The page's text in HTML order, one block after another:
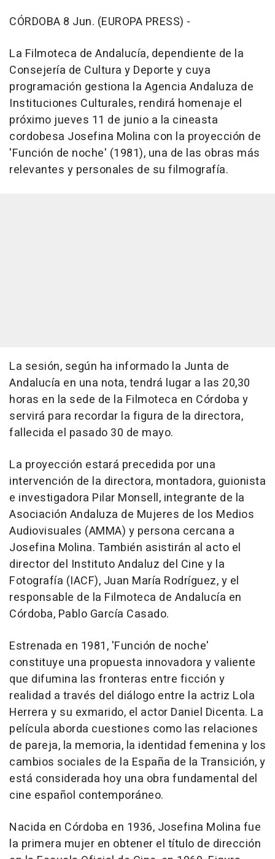
CÓRDOBA 8 Jun. (EUROPA PRESS) -
La Filmoteca de Andalucía, dependiente de la
Consejería de Cultura y Deporte y cuya
programación gestiona la Agencia Andaluza de
Instituciones Culturales, rendirá homenaje el
próximo jueves 11 de junio a la cineasta
cordobesa Josefina Molina con la proyección de
'Función de noche' (1981), una de las obras más
relevantes y personales de su filmografía.
La sesión, según ha informado la Junta de
Andalucía en una nota, tendrá lugar a las 20,30
horas en la sede de la Filmoteca en Córdoba y
servirá para recordar la figura de la directora,
fallecida el pasado 30 de mayo.
La proyección estará precedida por una
intervención de la directora, montadora, guionista
e investigadora Pilar Monsell, integrante de la
Asociación Andaluza de Mujeres de los Medios
Audiovisuales (AMMA) y persona cercana a
Josefina Molina. También asistirán al acto el
director del Instituto Andaluz del Cine y la
Fotografía (IACF), Juan María Rodríguez, y el
responsable de la Filmoteca de Andalucía en
Córdoba, Pablo García Casado.
Estrenada en 1981, 'Función de noche'
constituye una propuesta innovadora y valiente
que difumina las fronteras entre ficción y
realidad a través del diálogo entre la actriz Lola
Herrera y su exmarido, el actor Daniel Dicenta. La
película aborda cuestiones como las relaciones
de pareja, la memoria, la identidad femenina y los
cambios sociales de la España de la Transición, y
está considerada hoy una obra fundamental del
cine español contemporáneo.
Nacida en Córdoba en 1936, Josefina Molina fue
la primera mujer en obtener el título de dirección